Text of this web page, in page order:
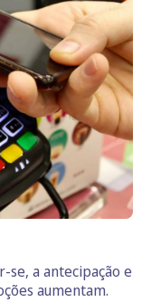
se, a antecipação e
aumentam.